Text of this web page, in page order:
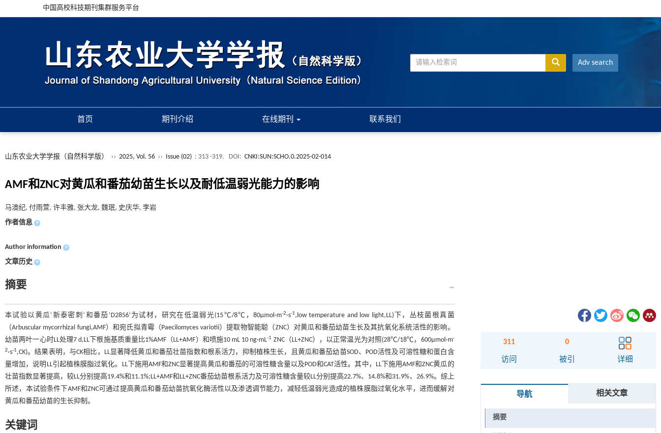
中国高校科技期刊集群服务平台
Adv search
首页 期刊介绍 在线期刊 联系我们
山东农业大学学报（自然科学版） ›› 2025, Vol. 56 ›› Issue (02) : 313 -319. DOI: CNKI:SUN:SCHO.0.2025-02-014
AMF和ZNC对黄瓜和番茄幼苗生长以及耐低温弱光能力的影响
马澳纪, 付雨萱, 许丰雅, 张大龙, 魏珉, 史庆华, 李岩
作者信息 +
Author information +
文章历史 +
摘要
本试验以黄瓜‘新泰密刺’和番茄‘D2856’为试材，研究在低温弱光(15℃/8℃，80μmol·m-2·s-1,low temperature and low light,LL)下，丛枝菌根真菌
（Arbuscular mycorrhizal fungi,AMF）和宛氏拟青霉（Paecilomyces variotii）提取物智能聪（ZNC）对黄瓜和番茄幼苗生长及其抗氧化系统活性的影响。
幼苗两叶一心时LL处理7 d,LL下根施基质重量比1%AMF（LL+AMF）和喷施10 mL 10 ng·mL-1 ZNC（LL+ZNC），以正常温光为对照(28℃/18℃，600μmol·m-
2·s-1,CK)。结果表明，与CK相比，LL显著降低黄瓜和番茄壮苗指数和根系活力，抑制植株生长，且黄瓜和番茄幼苗SOD、POD活性及可溶性糖和蛋白含
量增加，说明LL引起植株膜脂过氧化。LL下施用AMF和ZNC显著提高黄瓜和番茄的可溶性糖含量以及POD和CAT活性。其中，LL下施用AMF和ZNC黄瓜的
壮苗指数显著提高，较LL分别提高19.4%和11.1%;LL+AMF和LL+ZNC番茄幼苗根系活力及可溶性糖含量较LL分别提高22.7%、14.8%和31.9%、26.9%。综上
所述，本试验条件下AMF和ZNC可通过提高黄瓜和番茄幼苗抗氧化酶活性以及渗透调节能力，减轻低温弱光造成的植株膜脂过氧化水平，进而缓解对
黄瓜和番茄幼苗的生长抑制。
关键词
311
访问
0
被引 详细
导航 相关文章
摘要